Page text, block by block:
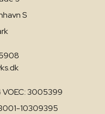
S
3005399
10309395